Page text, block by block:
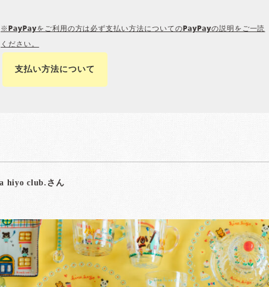
※PayPayをご利用の方は必ず支払い方法についてのPayPayの説明をご一読
ください。
支払い方法について